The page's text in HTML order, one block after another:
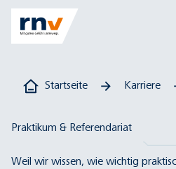
Startseite Karriere
Praktikum & Referendariat
Weil wir wissen, wie wichtig